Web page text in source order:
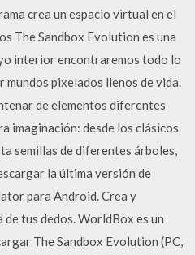
crea un espacio virtual en el
The Sandbox Evolution es una
interior encontraremos todo lo
pixelados llenos de vida.
de elementos diferentes
imaginación: desde los clásicos
semillas de diferentes árboles,
la última versión de
para Android. Crea y
tus dedos. WorldBox es un
The Sandbox Evolution (PC,